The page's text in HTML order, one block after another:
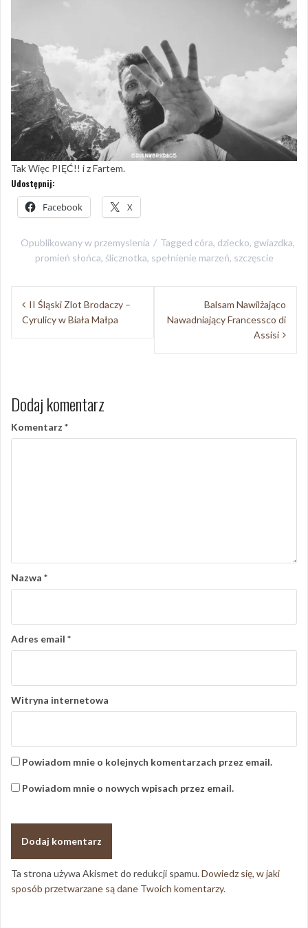
Tak Więc PIĘĆ!! i z Fartem.
Udostępnij:
Facebook X
Opublikowany w przemyslenia Tagged córa, dziecko, gwiazdka,
promień słońca, ślicznotka, spełnienie marzeń, szczęscie
Nawigacja
wpisu
II Śląski Zlot Brodaczy –
Cyrulicy w Biała Małpa
Balsam Nawilżająco
Nawadniający Francessco di
Assisi
Dodaj komentarz
Komentarz *
Nazwa *
Adres email *
Witryna internetowa
Powiadom mnie o kolejnych komentarzach przez email.
Powiadom mnie o nowych wpisach przez email.
Ta strona używa Akismet do redukcji spamu.Dowiedz się, w jaki
sposób przetwarzane są dane Twoich komentarzy.